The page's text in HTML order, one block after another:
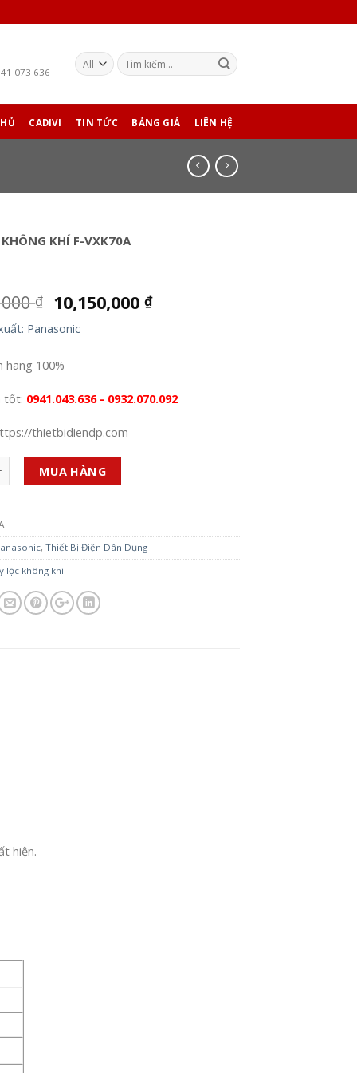
073 636
CADIVI TIN TỨC BẢNG GIÁ LIÊN HỆ
KHÍ F-VXK70A
₫ 10,150,000 ₫
Panasonic
hãng 100%
tốt: 0941.043.636 - 0932.070.092
thietbidiendp.com
MUA HÀNG
,Thiết Bị Điện Dân Dụng
lọc không khí
hiện.